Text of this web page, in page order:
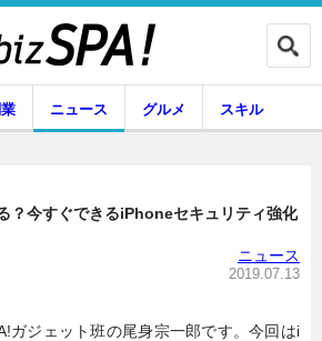
専門家インタビュー
ニュース グルメ スキル
？今すぐできるiPhoneセキュリティ強化
ニュース
2019.07.13
ガジェット班の尾身宗一郎です。今回はi